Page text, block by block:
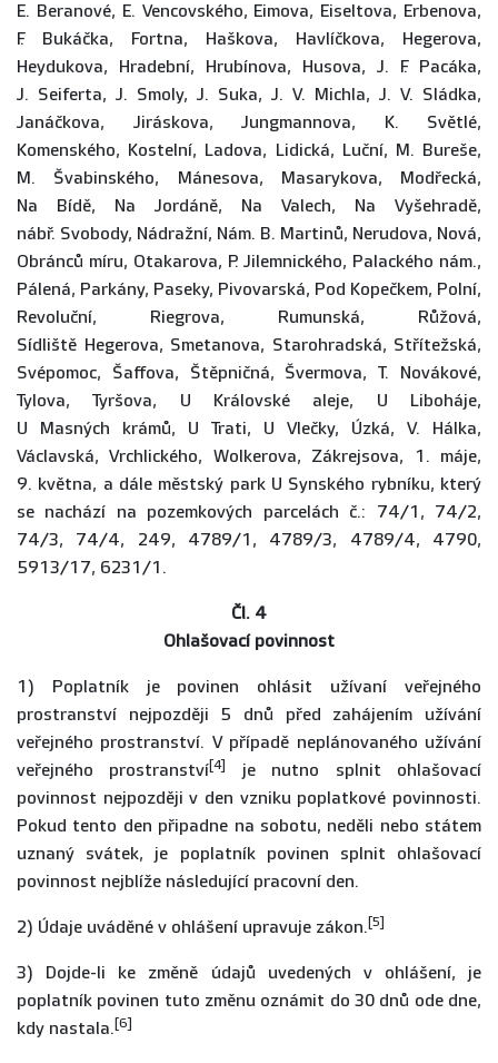
E. Beranové, E. Vencovského, Eimova, Eiseltova, Erbenova,
F. Bukáčka, Fortna, Haškova, Havlíčkova, Hegerova,
Heydukova, Hradební, Hrubínova, Husova, J. F. Pacáka,
J. Seiferta, J. Smoly, J. Suka, J. V. Michla, J. V. Sládka,
Janáčkova, Jiráskova, Jungmannova, K. Světlé,
Komenského, Kostelní, Ladova, Lidická, Luční, M. Bureše,
M. Švabinského, Mánesova, Masarykova, Modřecká,
Na Bídě, Na Jordáně, Na Valech, Na Vyšehradě,
nábř. Svobody, Nádražní, Nám. B. Martinů, Nerudova, Nová,
Obránců míru, Otakarova, P. Jilemnického, Palackého nám.,
Pálená, Parkány, Paseky, Pivovarská, Pod Kopečkem, Polní,
Revoluční, Riegrova, Rumunská, Růžová,
Sídliště Hegerova, Smetanova, Starohradská, Střítežská,
Svépomoc, Šaffova, Štěpničná, Švermova, T. Novákové,
Tylova, Tyršova, U Královské aleje, U Liboháje,
U Masných krámů, U Trati, U Vlečky, Úzká, V. Hálka,
Václavská, Vrchlického, Wolkerova, Zákrejsova, 1. máje,
9. května, a dále městský park U Synského rybníku, který
se nachází na pozemkových parcelách č.: 74/1, 74/2,
74/3, 74/4, 249, 4789/1, 4789/3, 4789/4, 4790,
5913/17, 6231/1.
Čl. 4
Ohlašovací povinnost
1) Poplatník je povinen ohlásit užívaní veřejného
prostranství nejpozději 5 dnů před zahájením užívání
veřejného prostranství. V případě neplánovaného užívání
veřejného prostranství[4]
je nutno splnit ohlašovací
povinnost nejpozději v den vzniku poplatkové povinnosti.
Pokud tento den připadne na sobotu, neděli nebo státem
uznaný svátek, je poplatník povinen splnit ohlašovací
povinnost nejblíže následující pracovní den.
2) Údaje uváděné v ohlášení upravuje zákon. [5]
3) Dojde-li ke změně údajů uvedených v ohlášení, je
poplatník povinen tuto změnu oznámit do 30 dnů ode dne,
kdy nastala. [6]